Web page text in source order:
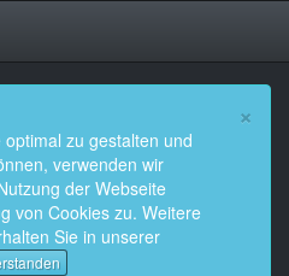
×
zu gestalten und
verwenden wir
der Webseite
von Cookies zu. Weitere
Sie in unserer